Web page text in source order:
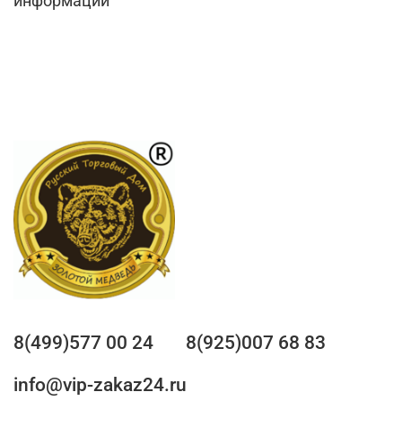
8(499)577 00 24
8(925)007 68 83
info@vip-zakaz24.ru